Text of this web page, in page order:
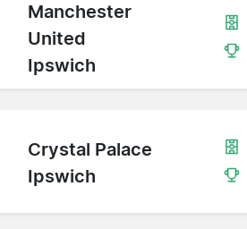
Manchester
United
Ipswich
Crystal Palace
Ipswich